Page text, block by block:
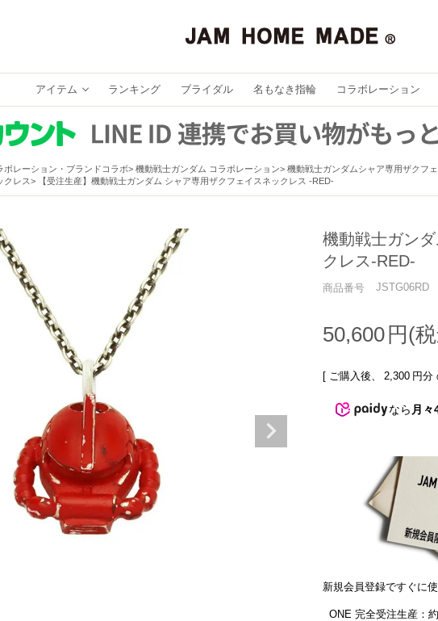
アイテム ランキング ブライダル 名もなき指輪 コラボレーション
ボレーション・ブランドコラボ 機動戦士ガンダム コラボレーション
機動戦士ガンダムシャア専用ザクフ
クレス 【受注生産】機動戦士ガンダム シャア専用ザクフェイスネックレス -RED-
機動戦士ガン
クレス-RED-
商品番号 JSTG06RD
50,600
[ ご購入後、 2,300 円分
なら 月々
新規会員登録ですぐに
ONE 完全受注生産：